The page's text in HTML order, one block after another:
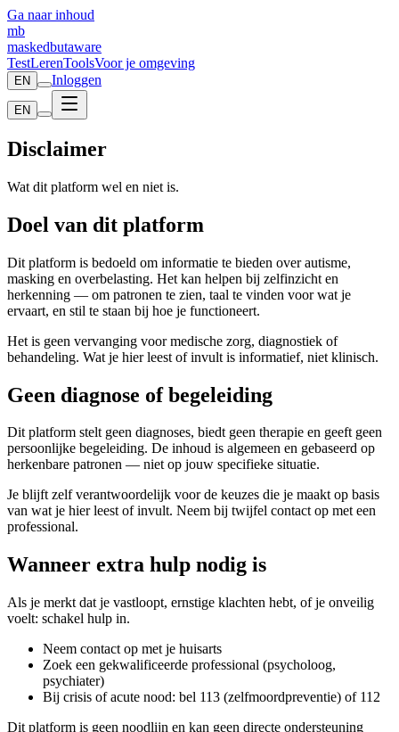
Ga naar inhoud
mb
maskedbutaware
TestLerenToolsVoor je omgeving
EN Inloggen
EN
Disclaimer
Wat dit platform wel en niet is.
Doel van dit platform
Dit platform is bedoeld om informatie te bieden over autisme,
masking en overbelasting. Het kan helpen bij zelfinzicht en
herkenning — om patronen te zien, taal te vinden voor wat je
ervaart, en stil te staan bij hoe je functioneert.
Het is geen vervanging voor medische zorg, diagnostiek of
behandeling. Wat je hier leest of invult is informatief, niet klinisch.
Geen diagnose of begeleiding
Dit platform stelt geen diagnoses, biedt geen therapie en geeft geen
persoonlijke begeleiding. De inhoud is algemeen en gebaseerd op
herkenbare patronen — niet op jouw specifieke situatie.
Je blijft zelf verantwoordelijk voor de keuzes die je maakt op basis
van wat je hier leest of invult. Neem bij twijfel contact op met een
professional.
Wanneer extra hulp nodig is
Als je merkt dat je vastloopt, ernstige klachten hebt, of je onveilig
voelt: schakel hulp in.
Neem contact op met je huisarts
Zoek een gekwalificeerde professional (psycholoog,
psychiater)
Bij crisis of acute nood: bel 113 (zelfmoordpreventie) of 112
Dit platform is geen noodlijn en kan geen directe ondersteuning